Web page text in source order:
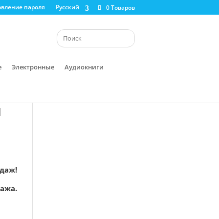
пароля Русский 0 Товаров
Электронные Аудиокниги